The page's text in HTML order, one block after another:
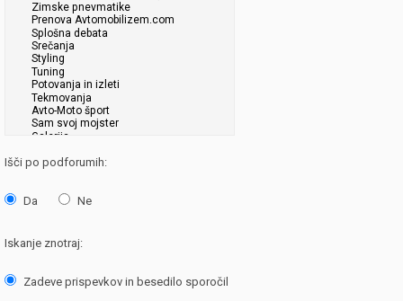
Išči po podforumih:
Da Ne
Iskanje znotraj:
Zadeve prispevkov in besedilo sporočil